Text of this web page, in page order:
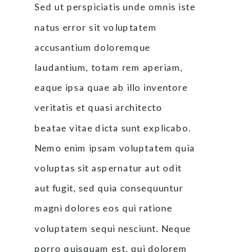
Sed ut perspiciatis unde omnis iste
natus error sit voluptatem
accusantium doloremque
laudantium, totam rem aperiam,
eaque ipsa quae ab illo inventore
veritatis et quasi architecto
beatae vitae dicta sunt explicabo.
Nemo enim ipsam voluptatem quia
voluptas sit aspernatur aut odit
aut fugit, sed quia consequuntur
magni dolores eos qui ratione
voluptatem sequi nesciunt. Neque
porro quisquam est, qui dolorem